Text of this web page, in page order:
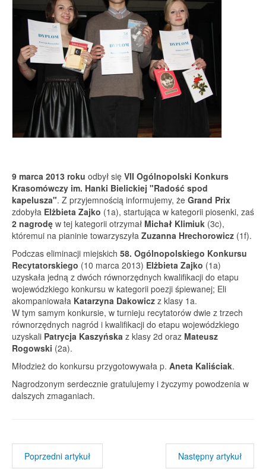
9 marca 2013 roku odbył się VII Ogólnopolski Konkurs
Krasomówczy im. Hanki Bielickiej "Radość spod
kapelusza". Z przyjemnością informujemy, że Grand Prix
zdobyła Elżbieta Zajko (1a), startująca w kategorii piosenki, zaś
2 nagrodę w tej kategorii otrzymał Michał Klimiuk (3c),
któremui na pianinie towarzyszyła Zuzanna Hrechorowicz (1f).
Podczas eliminacji miejskich 58. Ogólnopolskiego Konkursu
Recytatorskiego (10 marca 2013) Elżbieta Zajko (1a)
uzyskała jedną z dwóch równorzędnych kwalifikacji do etapu
wojewódzkiego konkursu w kategorii poezji śpiewanej; Eli
akompaniowała Katarzyna Dakowicz z klasy 1a.
W tym samym konkursie, w turnieju recytatorów dwie z trzech
równorzędnych nagród i kwalifikacji do etapu wojewódzkiego
uzyskali Patrycja Kaszyńska z klasy 2d oraz Mateusz
Rogowski (2a).
Młodzież do konkursu przygotowywała p. Aneta Kaliściak.
Nagrodzonym serdecznie gratulujemy i życzymy powodzenia w
dalszych zmaganiach.
Poprzedni artykuł Następny artykuł